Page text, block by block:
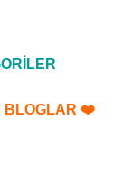
BLOGLAR ❤️